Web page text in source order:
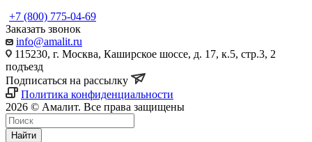
+7 (800) 775-04-69
Заказать звонок
info@amalit.ru
115230, г. Москва, Каширское шоссе, д. 17, к.5, стр.3, 2
подъезд
Подписаться на рассылку
Политика конфиденциальности
2026 © Амалит. Все права защищены
Найти